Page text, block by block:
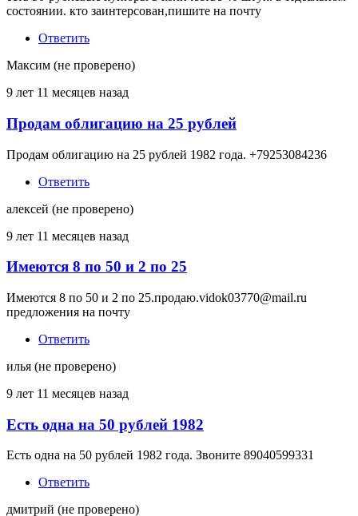
состоянии. кто заинтерсован,пишите на почту
Ответить
Максим (не проверено)
9 лет 11 месяцев назад
Продам облигацию на 25 рублей
Продам облигацию на 25 рублей 1982 года. +79253084236
Ответить
алексей (не проверено)
9 лет 11 месяцев назад
Имеются 8 по 50 и 2 по 25
Имеются 8 по 50 и 2 по 25.продаю.vidok03770@mail.ru
предложения на почту
Ответить
илья (не проверено)
9 лет 11 месяцев назад
Есть одна на 50 рублей 1982
Есть одна на 50 рублей 1982 года. Звоните 89040599331
Ответить
дмитрий (не проверено)